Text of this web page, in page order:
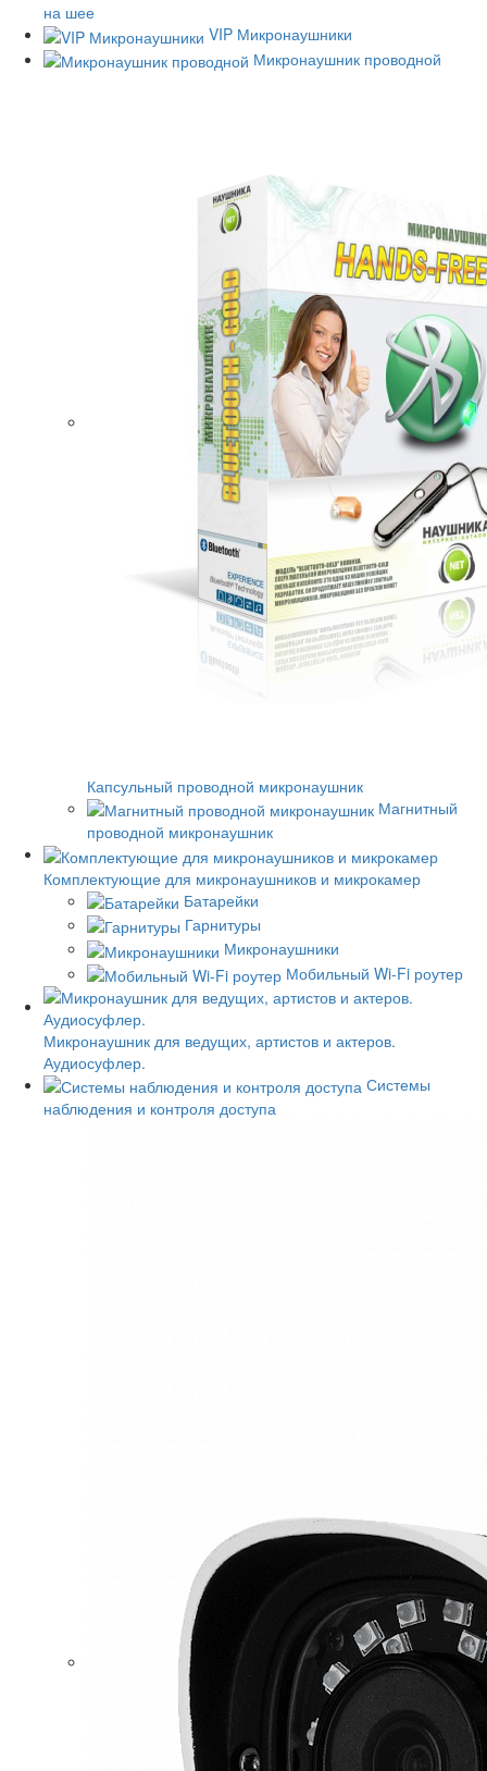
на шее
VIP Микронаушники
Микронаушник проводной
Капсульный проводной микронаушник
Магнитный
проводной микронаушник
Комплектующие для микронаушников и микрокамер
Батарейки
Гарнитуры
Микронаушники
Мобильный Wi-Fi роутер
Микронаушник для ведущих, артистов и актеров.
Аудиосуфлер.
Системы
наблюдения и контроля доступа